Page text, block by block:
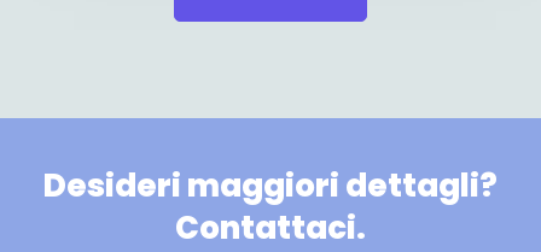
Desideri maggiori dettagli?
Contattaci.